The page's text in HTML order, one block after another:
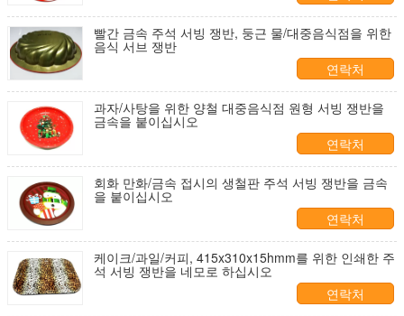
빨간 금속 주석 서빙 쟁반, 둥근 물/대중음식점을 위한
음식 서브 쟁반
연락처
과자/사탕을 위한 양철 대중음식점 원형 서빙 쟁반을
금속을 붙이십시오
연락처
회화 만화/금속 접시의 생철판 주석 서빙 쟁반을 금속
을 붙이십시오
연락처
케이크/과일/커피, 415x310x15hmm를 위한 인쇄한 주
석 서빙 쟁반을 네모로 하십시오
연락처